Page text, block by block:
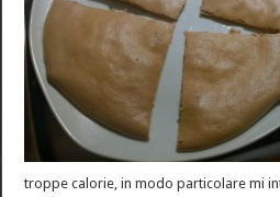
troppe calorie, in modo particolare mi